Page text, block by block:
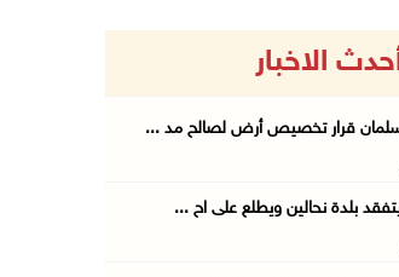
الاخبار
قرار تخصيص أرض لصالح مد ...
بلدة نحالين ويطلع على اح ...